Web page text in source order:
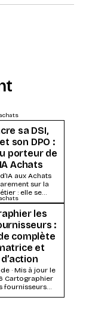
sa DSI,
son DPO :
porteur de
Achats
aux Achats
sur la
: elle se
Ils s’enlisent
la...
les
:
complète
et
· Mis à jour le
Cartographier
fournisseurs
chaque